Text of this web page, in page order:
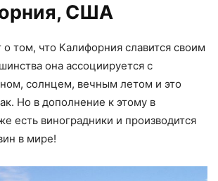
США
том, что Калифорния славится своим
она ассоциируется с
солнцем, вечным летом и это
Но в дополнение к этому в
есть виноградники и производится
в мире!